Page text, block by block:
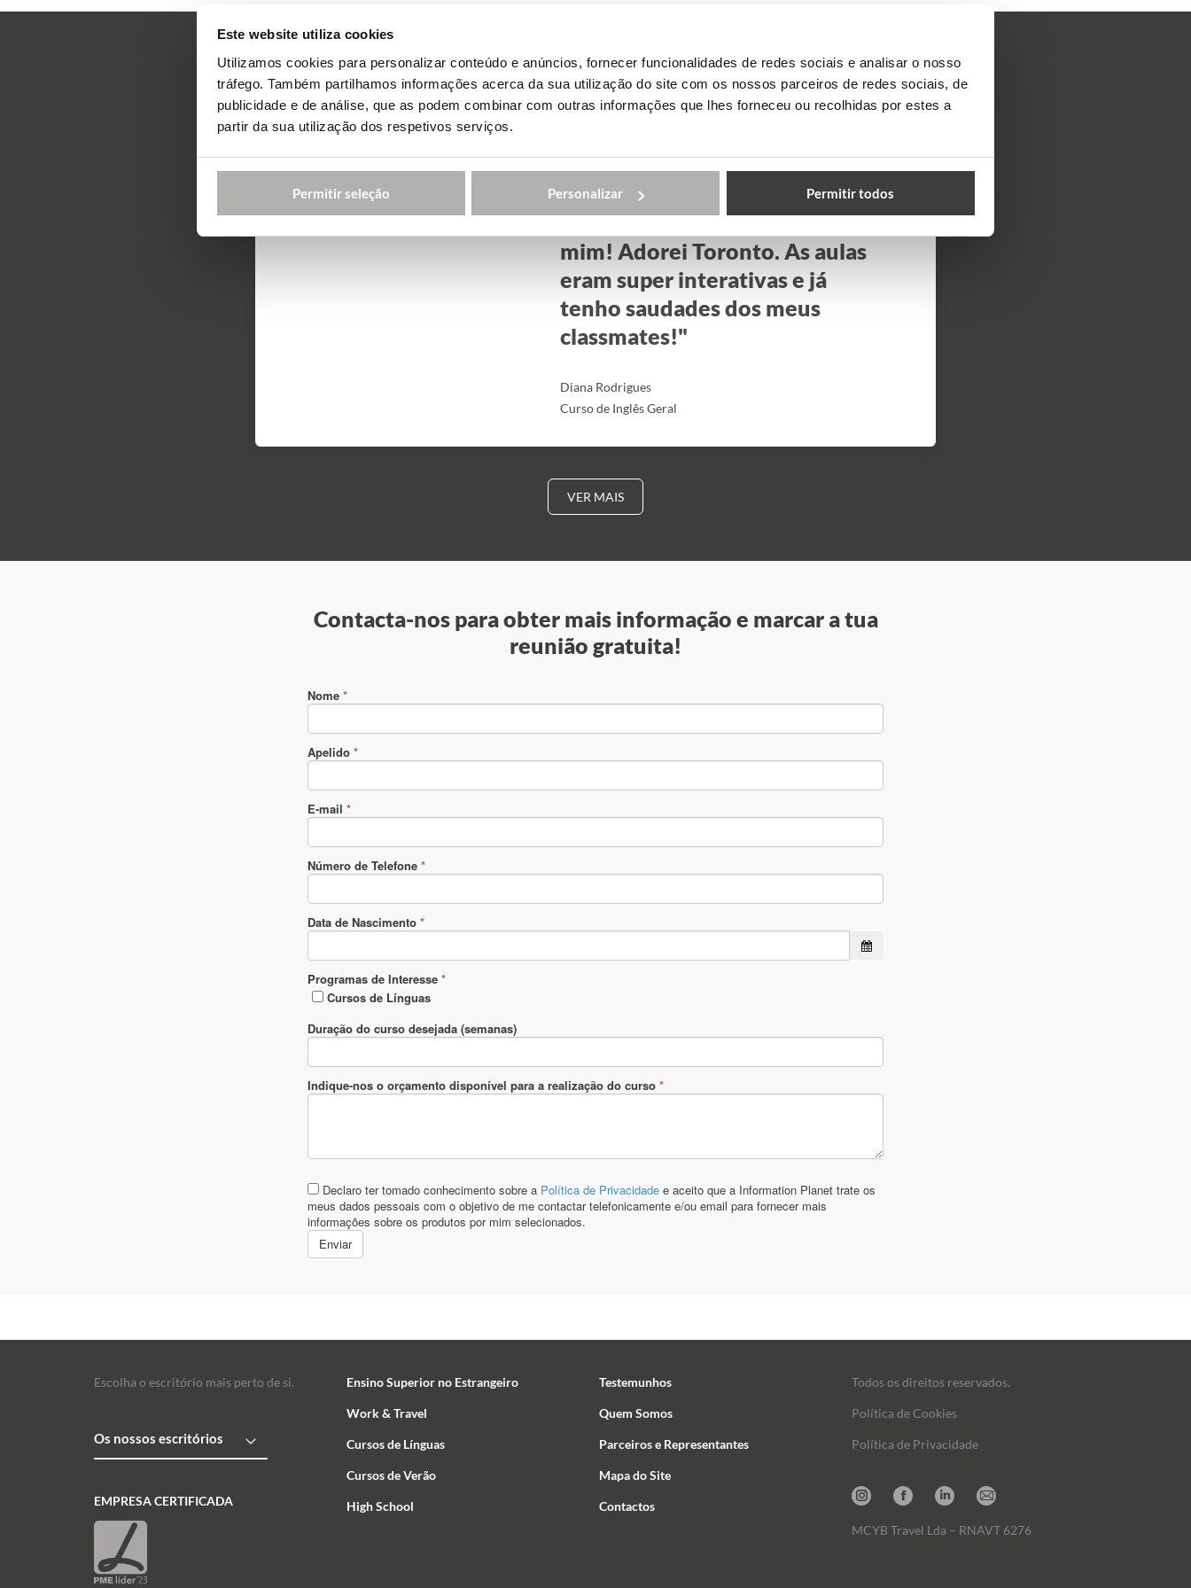
Este website utiliza cookies
Utilizamos cookies para personalizar conteúdo e anúncios, fornecer funcionalidades de redes sociais e analisar o nosso
tráfego. Também partilhamos informações acerca da sua utilização do site com os nossos parceiros de redes sociais, de
publicidade e de análise, que as podem combinar com outras informações que lhes forneceu ou recolhidas por estes a
partir da sua utilização dos respetivos serviços.
Permitir seleção Personalizar Permitir todos
Testemunhos
Cursos de Línguas
"Esta experiência foi TUDO pra
mim! Adorei Toronto. As aulas
eram super interativas e já
tenho saudades dos meus
classmates!"
Diana Rodrigues
Curso de Inglês Geral
VER MAIS
Contacta-nos para obter mais informação e marcar a tua
reunião gratuita!
Escolha o escritório mais perto de si.
Os nossos escritórios
EMPRESA CERTIFICADA
Ensino Superior no Estrangeiro
Work & Travel
Cursos de Línguas
Cursos de Verão
High School
Testemunhos
Quem Somos
Parceiros e Representantes
Mapa do Site
Contactos
Todos os direitos reservados.
Política de Cookies
Política de Privacidade
InstagramFacebookLinkedinMail
MCYB Travel Lda – RNAVT 6276